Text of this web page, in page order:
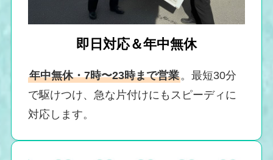
即日対応＆年中無休
年中無休・7時〜23時まで営業。最短30分
で駆けつけ、急な片付けにもスピーディに
対応します。